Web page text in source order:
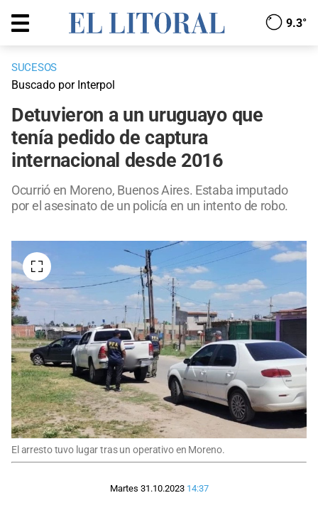
9.3°
SUCESOS
Buscado por Interpol
Detuvieron a un uruguayo que
tenía pedido de captura
internacional desde 2016
Ocurrió en Moreno, Buenos Aires. Estaba imputado
por el asesinato de un policía en un intento de robo.
El arresto tuvo lugar tras un operativo en Moreno.
Martes 31.10.2023 14:37